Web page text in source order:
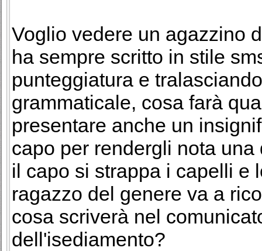
Voglio vedere un agazzino
ha sempre scritto in stile
punteggiatura e
grammaticale, cosa farà
presentare anche un
capo per rendergli nota
il capo si strappa i capelli e
ragazzo del genere va a
cosa scriverà nel
dell'isediamento?